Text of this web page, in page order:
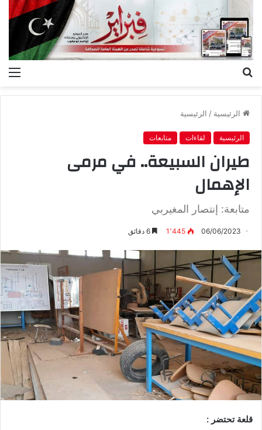
الرئيسية / الرئيسية
الرئيسية لقاءات متابعات
طيران السبيعة.. في مرمى
الإهمال
متابعة: إنتصار المغيربي
06/06/2023 1٬445
قلعة تحتضر :